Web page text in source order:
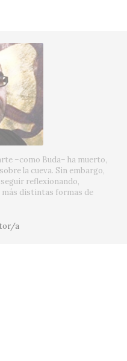
–como Buda– ha muerto,
la cueva. Sin embargo,
reflexionando,
distintas formas de
a